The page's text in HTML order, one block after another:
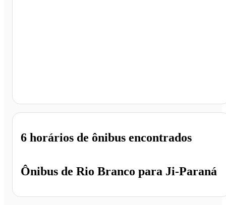
Ônibus de Rio Branco para Ji-Paraná
6 horários de ônibus encontrados